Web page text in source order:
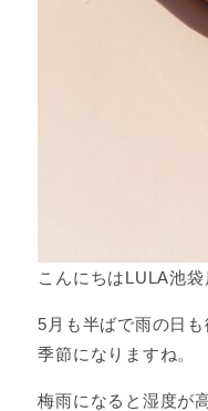
こんにちはLULA池袋
5月も半ばで雨の日
季節になりますね。
梅雨になると湿度が